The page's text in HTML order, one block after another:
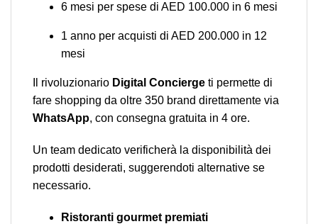
6 mesi per spese di AED 100.000 in 6 mesi
1 anno per acquisti di AED 200.000 in 12
mesi
Il rivoluzionario Digital Concierge ti permette di
fare shopping da oltre 350 brand direttamente via
WhatsApp, con consegna gratuita in 4 ore.
Un team dedicato verificherà la disponibilità dei
prodotti desiderati, suggerendoti alternative se
necessario.
Ristoranti gourmet premiati